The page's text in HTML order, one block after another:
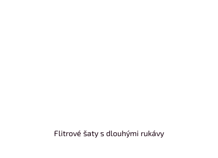
Flitrové šaty s dlouhými rukávy